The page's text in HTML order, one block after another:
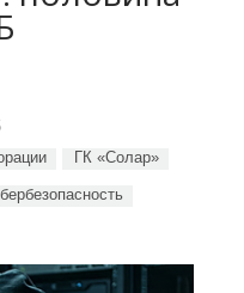
ГК «Солар»